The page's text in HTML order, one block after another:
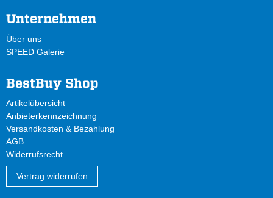
Unternehmen
Über uns
SPEED Galerie
BestBuy Shop
Artikelübersicht
Anbieterkennzeichnung
Versandkosten & Bezahlung
AGB
Widerrufsrecht
Vertrag widerrufen